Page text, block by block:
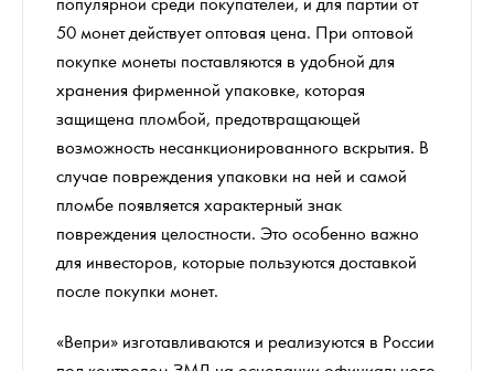
50 монет действует оптовая цена. При оптовой
покупке монеты поставляются в удобной для
хранения фирменной упаковке, которая
защищена пломбой, предотвращающей
возможность несанкционированного вскрытия. В
случае повреждения упаковки на ней и самой
пломбе появляется характерный знак
повреждения целостности. Это особенно важно
для инвесторов, которые пользуются доставкой
после покупки монет.
«Вепри» изготавливаются и реализуются в России